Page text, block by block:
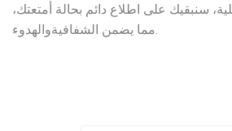
سنبقيك على اطلاع دائم بحالة أمتعتك،
مما يضمن الشفافيةوالهدوء.